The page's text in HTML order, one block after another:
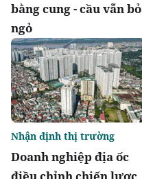
bằng cung - cầu vẫn bỏ
ngỏ
Doanh nghiệp địa ốc
Nhận định thị trường